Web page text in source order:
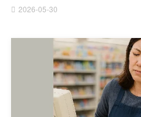
2026-05-30